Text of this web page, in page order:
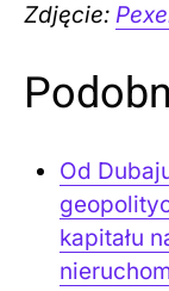
Zdjęcie:
Od
kapitału